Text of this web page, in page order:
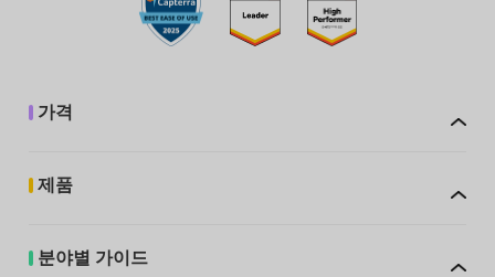
가격
제품
분야별 가이드